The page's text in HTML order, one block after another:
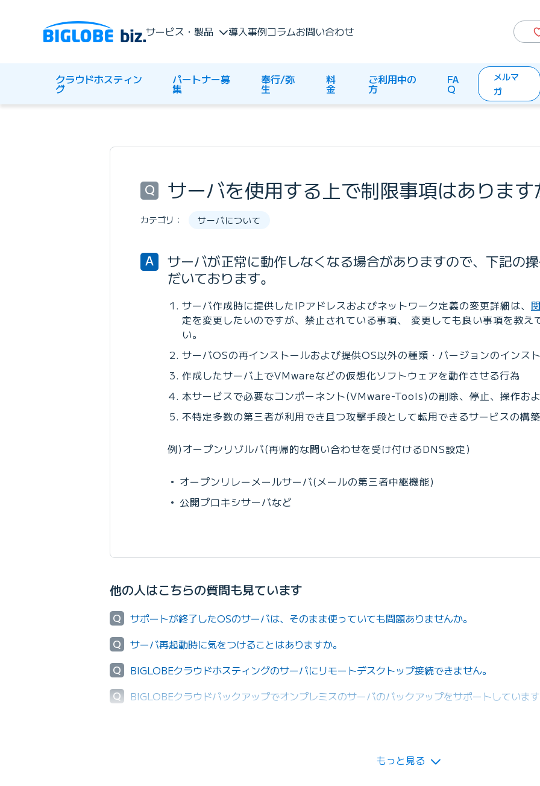
サービス・製品 導入事例コラムお問い合わせ
クラウドホスティン
グ
パートナー募
集
奉行/弥
生
料
金
ご利用中の
方
FA
Q
メルマ
ガ
Q サーバを使用する上で制限事項はあります
カテゴリ： サーバについて
A
サーバが正常に動作しなくなる場合がありますので、下記の
だいております。
サーバ作成時に提供したIPアドレスおよびネットワーク定義の変更詳細は、
定を変更したいのですが、禁止されている事項、 変更しても良い事項を教え
い。
サーバOSの再インストールおよび提供OS以外の種類・バージョンのインス
作成したサーバ上でVMwareなどの仮想化ソフトウェアを動作させる行為
本サービスで必要なコンポーネント(VMware-Tools)の削除、停止、操作お
不特定多数の第三者が利用でき且つ攻撃手段として転用できるサービスの構築
例)オープンリゾルバ(再帰的な問い合わせを受け付けるDNS設定)
オープンリレーメールサーバ(メールの第三者中継機能)
公開プロキシサーバなど
他の人はこちらの質問も見ています
Q
サポートが終了したOSのサーバは、そのまま使っていても問題ありませんか。
Q
サーバ再起動時に気をつけることはありますか。
Q
BIGLOBEクラウドホスティングのサーバにリモートデスクトップ接続できません。
Q
BIGLOBEクラウドバックアップでオンプレミスのサーバのバックアップをサポートしています
もっと見る